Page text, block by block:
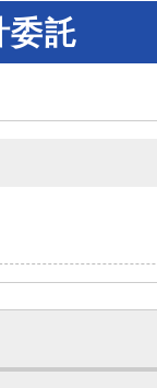
委託